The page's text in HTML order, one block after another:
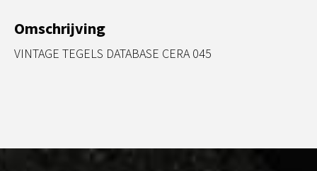
Omschrijving
VINTAGE TEGELS DATABASE CERA 045